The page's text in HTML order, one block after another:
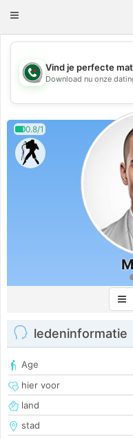
Toggle
💖
Vind je perfecte
Download nu onze
0.8/1
ledeninformatie
Age
hier voor
land
stad